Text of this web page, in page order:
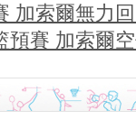
加索爾無力
預賽 加索爾